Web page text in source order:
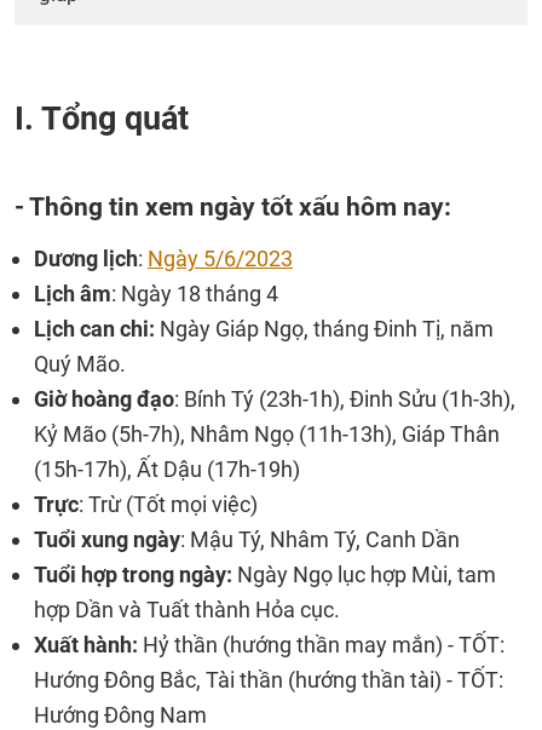
I. Tổng quát
- Thông tin xem ngày tốt xấu hôm nay:
Dương lịch: Ngày 5/6/2023
Lịch âm: Ngày 18 tháng 4
Lịch can chi: Ngày Giáp Ngọ, tháng Đinh Tị, năm
Quý Mão.
Giờ hoàng đạo: Bính Tý (23h-1h), Đinh Sửu (1h-3h),
Kỷ Mão (5h-7h), Nhâm Ngọ (11h-13h), Giáp Thân
(15h-17h), Ất Dậu (17h-19h)
Trực: Trừ (Tốt mọi việc)
Tuổi xung ngày: Mậu Tý, Nhâm Tý, Canh Dần
Tuổi hợp trong ngày: Ngày Ngọ lục hợp Mùi, tam
hợp Dần và Tuất thành Hỏa cục.
Xuất hành: Hỷ thần (hướng thần may mắn) - TỐT:
Hướng Đông Bắc, Tài thần (hướng thần tài) - TỐT:
Hướng Đông Nam